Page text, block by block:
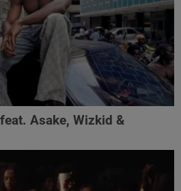
Asake, Wizkid &